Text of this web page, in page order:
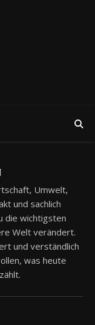
Umwelt,
und sachlich
die wichtigsten
Welt verändert.
und verständlich
was heute